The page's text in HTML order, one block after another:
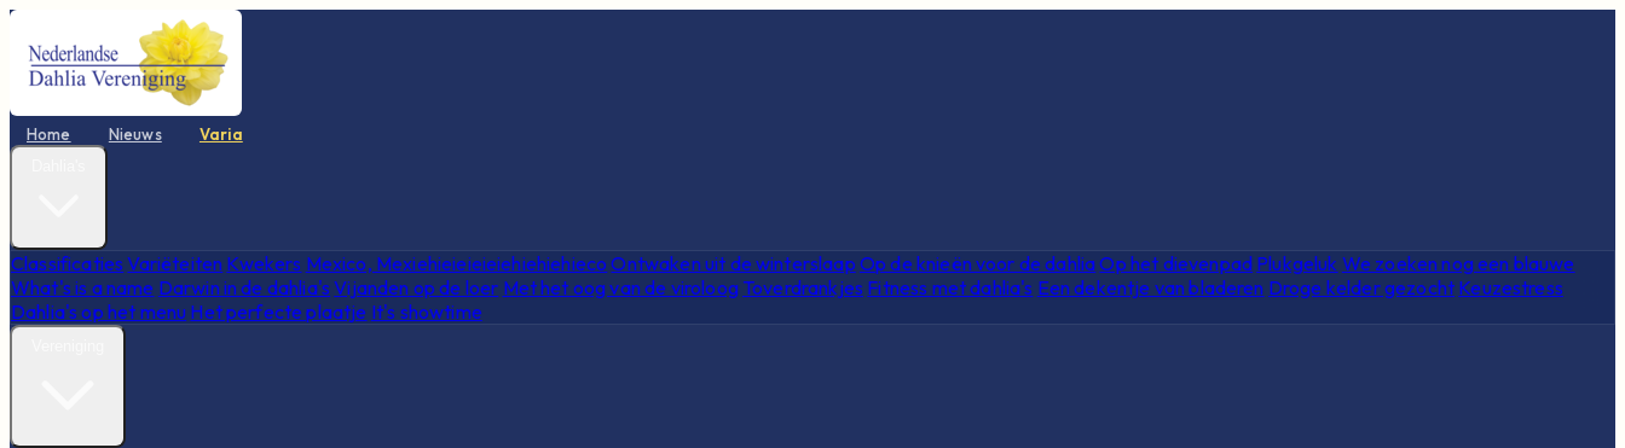
Home Nieuws Varia
Classificaties Variëteiten Kwekers Mexico, Mexiehieieieieiehiehiehieco Ontwaken uit de winterslaap Op de knieën voor de dahliaOp het dievenpad Plukgeluk We zoeken nog een blauwe
What's is a name Darwin in de dahlia's Vijanden op de loer Met het oog van de viroloog Toverdrankjes Fitness met dahlia's Een dekentje van bladeren Droge kelder gezocht Keuzestress
Dahlia's op het menu Het perfecte plaatje It's showtime